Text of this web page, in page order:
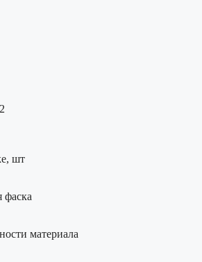
шт
фаска
материала